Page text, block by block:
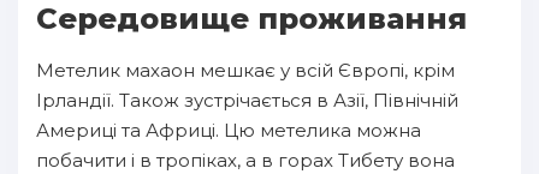
Середовище проживання
Метелик махаон мешкає у всій Європі, крім
Ірландії. Також зустрічається в Азії, Північній
Америці та Африці. Цю метелика можна
побачити і в тропіках, а в горах Тибету вона